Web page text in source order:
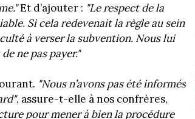
Et d’ajouter : "Le respect de la
Si cela redevenait la règle au sein
à verser la subvention. Nous lui
ne pas payer."
"Nous n’avons pas été informés
, assure-t-elle à nos confrères,
pour mener à bien la procédure